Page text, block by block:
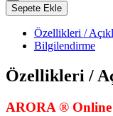
Sepete Ekle
Özellikleri /
Bilgilendirme
Özellikleri /
ARORA ® Online